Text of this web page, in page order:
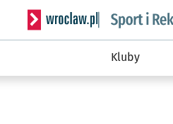
Serwis informacyjny
Kluby